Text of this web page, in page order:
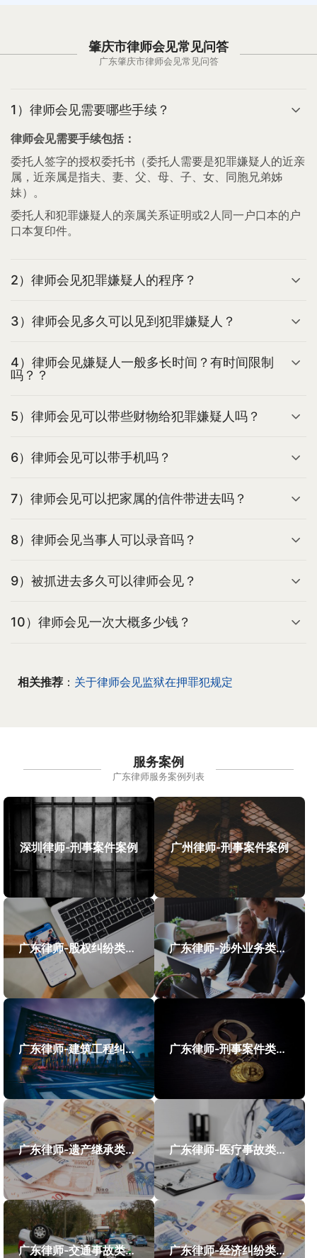
肇庆市律师会见常见问答
广东肇庆市律师会见常见问答
1）律师会见需要哪些手续？
律师会见需要手续包括：
委托人签字的授权委托书（委托人需要是犯罪嫌疑人的近亲
属，近亲属是指夫、妻、父、母、子、女、同胞兄弟姊
妹）。
委托人和犯罪嫌疑人的亲属关系证明或2人同一户口本的户
口本复印件。
2）律师会见犯罪嫌疑人的程序？
3）律师会见多久可以见到犯罪嫌疑人？
4）律师会见嫌疑人一般多长时间？有时间限制
吗？？
5）律师会见可以带些财物给犯罪嫌疑人吗？
6）律师会见可以带手机吗？
7）律师会见可以把家属的信件带进去吗？
8）律师会见当事人可以录音吗？
9）被抓进去多久可以律师会见？
10）律师会见一次大概多少钱？
相关推荐 ： 关于律师会见监狱在押罪犯规定
服务案例
广东律师服务案例列表
深圳律师-刑事案件案例 广州律师-刑事案件案例
广东律师-股权纠纷类案件案例 广东律师-涉外业务类案件案例
广东律师-建筑工程纠纷类案件案例 广东律师-刑事案件类案例
广东律师-遗产继承类案件案例 广东律师-医疗事故类案件案例
广东律师-交通事故类案件案例 广东律师-经济纠纷类案件案例